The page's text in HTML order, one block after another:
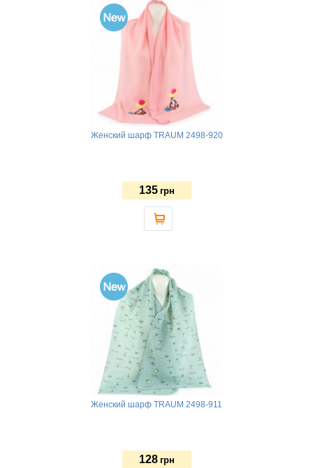
Женский шарф TRAUM 2498-920
135 грн
Женский шарф TRAUM 2498-911
128 грн